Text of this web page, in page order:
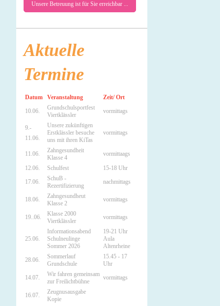
Unsere Betreuung ist für Sie erreichbar ...
Aktuelle
Termine
Datum Veranstaltung Zeit/ Ort
10.06.
Grundschulsportfest
Viertklässler
vormittags
9.-
11.06.
Unsere zukünftigen
Erstklässler besuche
uns mit ihren KiTas
vormittags
11.06.
Zahngesundheit
Klasse 4
vormittaags
12.06. Schulfest 15-18 Uhr
17.06.
SchuB -
Rezertifizierung
nachmittags
18.06.
Zahngesundheut
Klasse 2
vormittags
19..06.
Klasse 2000
Viertklässler
vormittags
25.06.
Informationsabend
Schulneulinge
Sommer 2026
19-21 Uhr
Aula
Altenrheine
28.06.
Sommerlauf
Grundschule
15.45 - 17
Uhr
14.07.
Wir fahren gemeinsam
zur Freilichtbühne
vormittags
16.07.
Zeugnusausgabe
Kopie